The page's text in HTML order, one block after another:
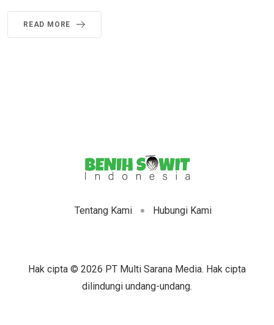
READ MORE
Tentang Kami Hubungi Kami
Hak cipta © 2026 PT Multi Sarana Media. Hak cipta
dilindungi undang-undang.